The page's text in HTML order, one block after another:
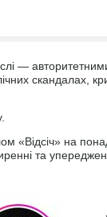
—
скандалах,
на
та